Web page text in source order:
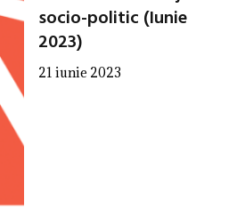
socio-politic (Iunie
2023)
21 iunie 2023